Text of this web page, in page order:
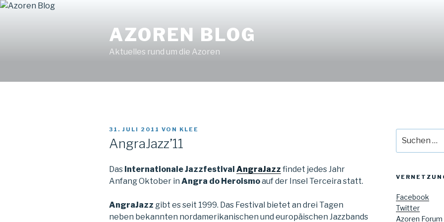
Zum
AZOREN BLOG
Aktuelles rund um die Azoren
VERÖFFENTLICHT
AM
31. JULI 2011 VON KLEE
AngraJazz’11
Das Internationale Jazzfestival AngraJazz findet jedes Jahr
Anfang Oktober in Angra do Heroismoauf der Insel Terceira statt.
AngraJazz gibt es seit 1999. Das Festival bietet an drei Tagen
neben bekannten nordamerikanischen und europäischen Jazzbands
nach:
Facebook
Twitter
Azoren Forum